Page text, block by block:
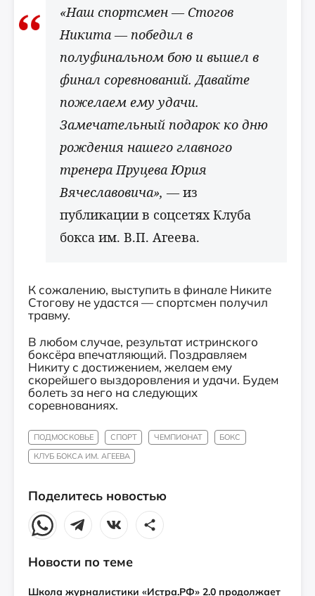
«Наш спортсмен — Стогов
Никита — победил в
полуфинальном бою и вышел в
финал соревнований. Давайте
пожелаем ему удачи.
Замечательный подарок ко дню
рождения нашего главного
тренера Пруцева Юрия
Вячеславовича», — из
публикации в соцсетях Клуба
бокса им. В.П. Агеева.
К сожалению, выступить в финале Никите
Стогову не удастся — спортсмен получил
травму.
В любом случае, результат истринского
боксёра впечатляющий. Поздравляем
Никиту с достижением, желаем ему
скорейшего выздоровления и удачи. Будем
болеть за него на следующих
соревнованиях.
ПОДМОСКОВЬЕ СПОРТ ЧЕМПИОНАТ
БОКС
КЛУБ БОКСА ИМ. АГЕЕВА
Поделитесь новостью
Новости по теме
Школа журналистики «Истра.РФ» 2.0 продолжает